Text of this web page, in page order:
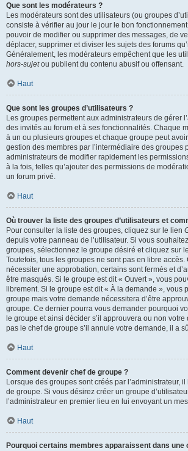
Que sont les modérateurs ?
Les modérateurs sont des utilisateurs (ou groupes
consiste à vérifier au jour le jour le bon
pouvoir de modifier ou supprimer des messages, de
déplacer, supprimer et diviser les sujets des forums
Généralement, les modérateurs empêchent que les
hors-sujetou publient du contenu abusif ou offensant.
Haut
Que sont les groupes d’utilisateurs ?
Les groupes permettent aux administrateurs de gérer
des invités au forum et à ses fonctionnalités. Chaque
à un ou plusieurs groupes et chaque groupe peut
gestion des membres par l’intermédiaire des groupes
administrateurs de modifier rapidement les
à la fois, telles qu’ajouter des permissions de
un forum privé.
Haut
Où trouver la liste des groupes d’utilisateurs et
Pour consulter la liste des groupes, cliquez sur le lien
depuis votre panneau de l’utilisateur. Si vous
groupes, sélectionnez le groupe désiré et cliquez sur
Toutefois, tous les groupes ne sont pas en libre accès.
nécessiter une approbation, certains sont fermés et
être masqués. Si le groupe est dit « Ouvert », vous
librement. Si le groupe est dit « À la demande », vous
groupe mais votre demande nécessitera d’être
groupe. Ce dernier pourra vous demander pourquoi
le groupe et ainsi décider s’il approuvera ou non votre
pas le chef de groupe s’il annule votre demande, il a
Haut
Comment devenir chef de groupe ?
Lorsque des groupes sont créés par l’administrateur,
de groupe. Si vous désirez créer un groupe
l’administrateur en premier lieu en lui envoyant un
Haut
Pourquoi certains membres apparaissent dans une